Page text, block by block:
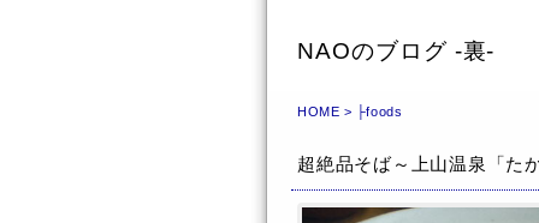
NAOのブログ -裏-
HOME > ├foods
超絶品そば～上山温泉「た